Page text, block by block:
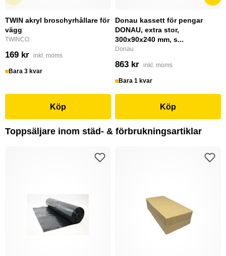
TWIN akryl broschyrhållare för
vägg
TWINCO
169 kr inkl. moms
Bara 3 kvar
Köp
Donau kassett för pengar
DONAU, extra stor,
300x90x240 mm, s...
Donau
863 kr inkl. moms
Bara 1 kvar
Köp
Toppsäljare inom städ- & förbrukningsartiklar